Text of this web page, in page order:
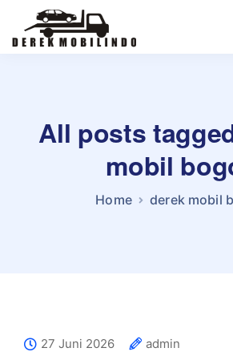
All posts
mobil
Home derek mobil
27 Juni 2026
admin